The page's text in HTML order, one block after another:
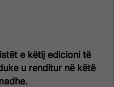
e këtij edicioni të
u renditur në këtë